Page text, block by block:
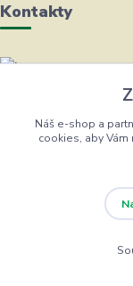
Kontakty
Helena
+420 604 711
(Po-Čt, 8-16
Eshop
Náš e-shop a
cookies, aby